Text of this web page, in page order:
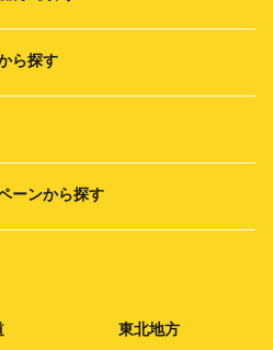
ら探す
ーンから探す
東北地方